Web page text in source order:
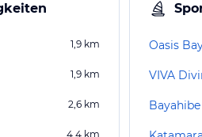
1,9 km
1,9 km
2,6 km
4,4 km
VIVA
Bayahibe